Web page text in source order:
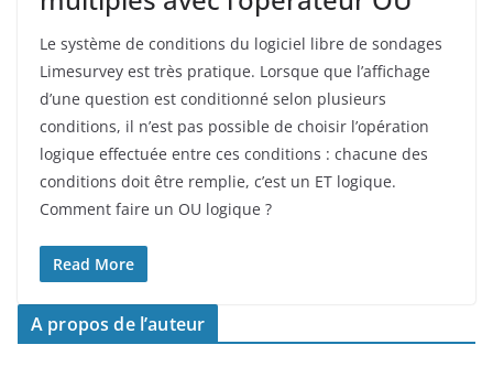
Le système de conditions du logiciel libre de sondages
Limesurvey est très pratique. Lorsque que l’affichage
d’une question est conditionné selon plusieurs
conditions, il n’est pas possible de choisir l’opération
logique effectuée entre ces conditions : chacune des
conditions doit être remplie, c’est un ET logique.
Comment faire un OU logique ?
Read More
A propos de l’auteur